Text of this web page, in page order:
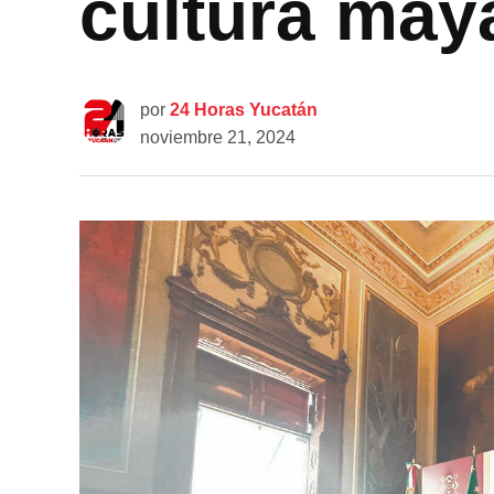
por 24 Horas Yucatán
noviembre 21, 2024